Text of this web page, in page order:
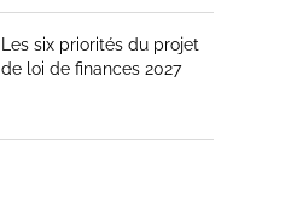
Les six priorités du projet
de loi de finances 2027